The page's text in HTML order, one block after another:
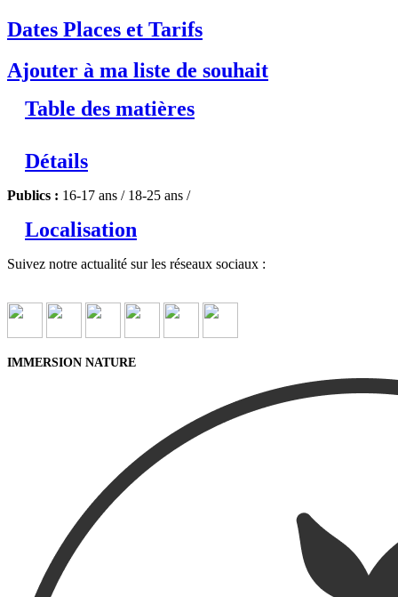
Dates Places et Tarifs
Ajouter à ma liste de souhait
Table des matières
Détails
Publics : 16-17 ans / 18-25 ans /
Localisation
Suivez notre actualité sur les réseaux sociaux :
IMMERSION NATURE